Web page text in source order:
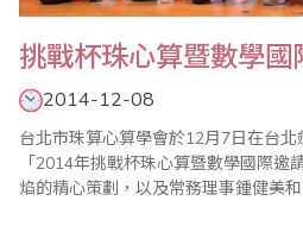
挑戰杯珠心算暨數學
2014-12-08
台北市珠算心算學會於12月7日在台
「2014年挑戰杯珠心算暨數學國際邀
焰的精心策劃，以及常務理事鍾健美